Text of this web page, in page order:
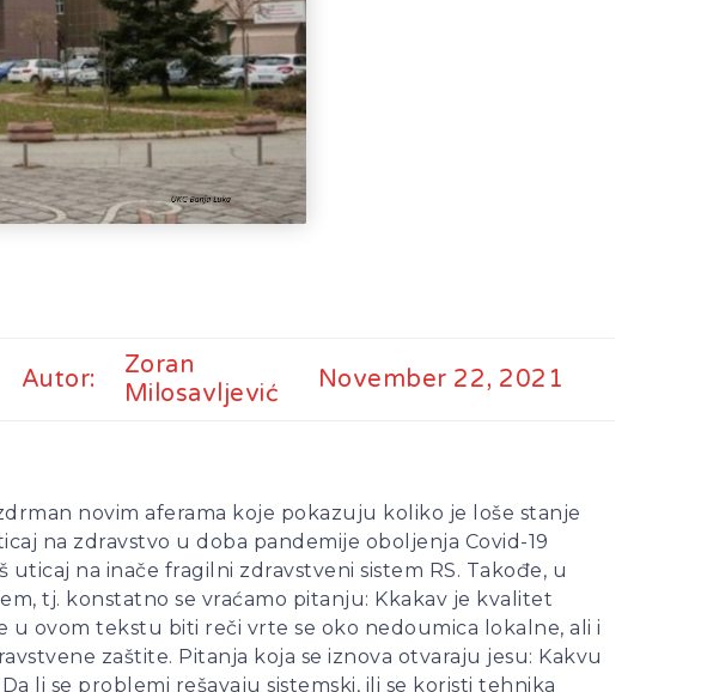
Autor:
Zoran
Milosavljević
November 22, 2021
novim aferama koje pokazuju koliko je loše stanje
na zdravstvo u doba pandemije oboljenja Covid-19
na inače fragilni zdravstveni sistem RS. Takođe, u
tj. konstatno se vraćamo pitanju: Kkakav je kvalitet
ovom tekstu biti reči vrte se oko nedoumica lokalne, ali i
zaštite. Pitanja koja se iznova otvaraju jesu: Kakvu
li se problemi rešavaju sistemski, ili se koristi tehnika